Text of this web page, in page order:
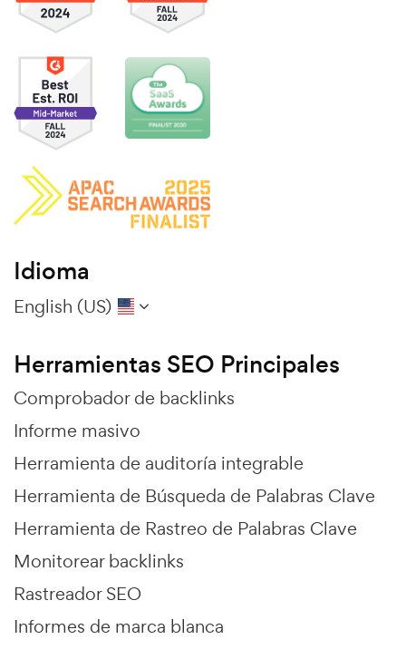
Idioma
English (US)
Herramientas SEO Principales
Comprobador de backlinks
Informe masivo
Herramienta de auditoría integrable
Herramienta de Búsqueda de Palabras Clave
Herramienta de Rastreo de Palabras Clave
Monitorear backlinks
Rastreador SEO
Informes de marca blanca